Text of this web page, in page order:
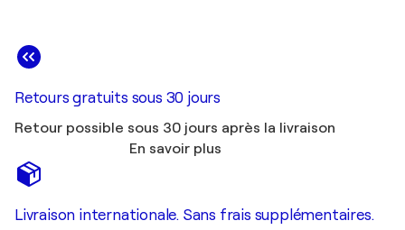
Retours gratuits sous 30 jours
Retour possible sous 30 jours après la livraison
En savoir plus
Livraison internationale. Sans frais supplémentaires.